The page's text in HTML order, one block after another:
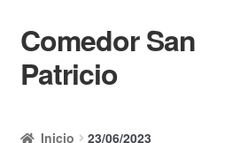
Ir
a
la
Ir
al
contenido
Comedor San
Patricio
Inicio 23/06/2023